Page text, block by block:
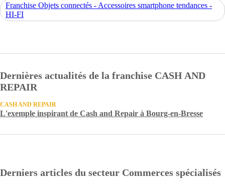
Franchise Objets connectés - Accessoires smartphone tendances -
HI-FI
Dernières actualités de la franchise CASH AND
REPAIR
CASH AND REPAIR
L'exemple inspirant de Cash and Repair à Bourg-en-Bresse
Derniers articles du secteur Commerces spécialisés